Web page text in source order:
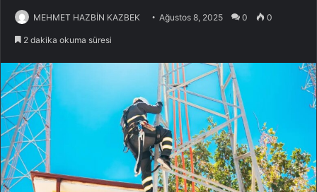
MEHMET HAZBİN KAZBEK Ağustos 8, 2025 0 0
2 dakika okuma süresi